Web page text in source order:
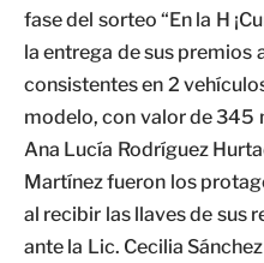
fase del sorteo “En la H
la entrega de sus premios
consistentes en 2
modelo, con valor de 345
Ana Lucía Rodríguez
Martínez fueron los
al recibir las llaves de sus
ante la Lic. Cecilia